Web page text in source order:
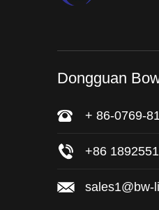
Dongguan
+ 86-0769-
+86
sales1@bw-